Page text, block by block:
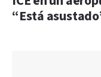
“Está